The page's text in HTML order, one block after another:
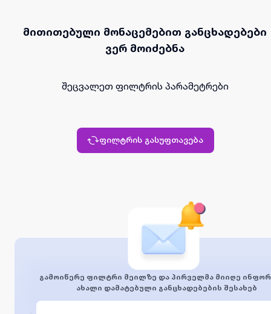
მითითებული მონაცემებით განცხადებები
ვერ მოიძებნა
შეცვალეთ ფილტრის პარამეტრები
ფილტრის გასუფთავება
გამოიწერე ფილტრი მეილზე და პირველმა მიიღე
ახალი დამატებული განცხადებების შესახებ